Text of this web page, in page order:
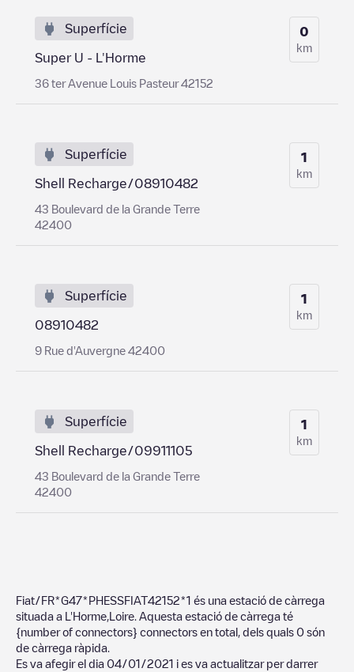
Superfície
Super U - L'Horme
36 ter Avenue Louis Pasteur 42152
0
km
Superfície
Shell Recharge/08910482
43 Boulevard de la Grande Terre
42400
1
km
Superfície
08910482
9 Rue d'Auvergne 42400
1
km
Superfície
Shell Recharge/09911105
43 Boulevard de la Grande Terre
42400
1
km
Fiat/FR*G47*PHESSFIAT42152*1 és una estació de càrrega
situada a L'Horme Loire . Aquesta estació de càrrega té
{number of connectors} connectors en total, dels quals 0 són
de càrrega ràpida.
Es va afegir el dia 04/01/2021 i es va actualitzar per darrer